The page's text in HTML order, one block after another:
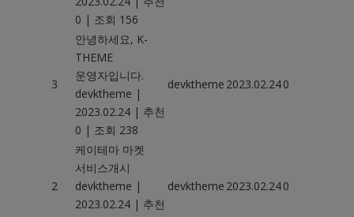
0 | 조회 156
3
안녕하세요, K-
THEME
운영자입니다.
devktheme |
2023.02.24 | 추천
0 | 조회 238
devktheme 2023.02.240
2
케이테마 마켓
서비스개시
devktheme |
2023.02.24 | 추천
devktheme 2023.02.240